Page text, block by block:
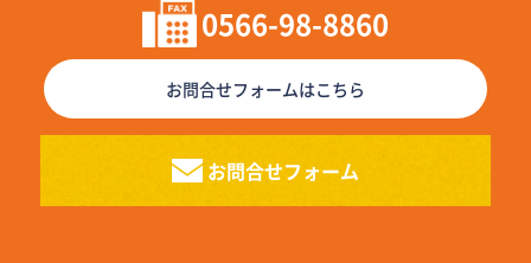
0566-98-8860
お問合せフォームはこちら
お問合せフォーム